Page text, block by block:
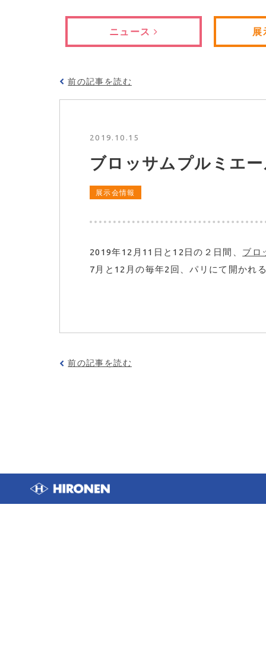
ニュース
前の記事を読む
ブロッサムプルミエ
2019.10.15
展示会情報
2019年12月11日と12日の２日間、 ブロ
7月と12月の毎年2回、パリにて開かれ
前の記事を読む